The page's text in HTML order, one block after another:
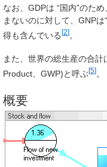
なお、GDPは “国内”のた
まないのに対して、GNP
得も含んでいる[2]。
また、世界の総生産の合計
Product
GWP)と呼ぶ[5]。
概要